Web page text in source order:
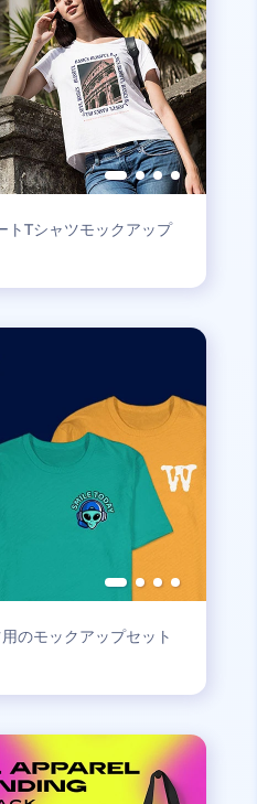
トTシャツモックアップ
のモックアップセット